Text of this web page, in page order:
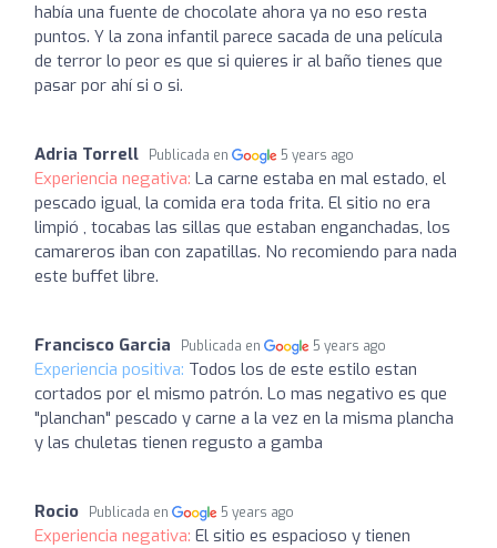
había una fuente de chocolate ahora ya no eso resta
puntos. Y la zona infantil parece sacada de una película
de terror lo peor es que si quieres ir al baño tienes que
pasar por ahí si o si.
Adria Torrell Publicada en 5 years ago
Experiencia negativa: La carne estaba en mal estado, el
pescado igual, la comida era toda frita. El sitio no era
limpió , tocabas las sillas que estaban enganchadas, los
camareros iban con zapatillas. No recomiendo para nada
este buffet libre.
Francisco Garcia Publicada en 5 years ago
Experiencia positiva: Todos los de este estilo estan
cortados por el mismo patrón. Lo mas negativo es que
"planchan" pescado y carne a la vez en la misma plancha
y las chuletas tienen regusto a gamba
Rocio Publicada en 5 years ago
Experiencia negativa: El sitio es espacioso y tienen